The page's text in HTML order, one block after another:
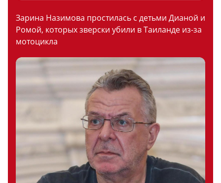
Зарина Назимова простилась с детьми Дианой и
Ромой, которых зверски убили в Таиланде из-за
мотоцикла